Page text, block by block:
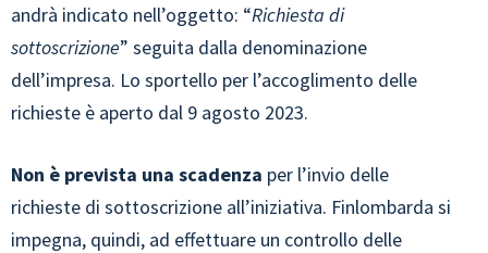
andrà indicato nell’oggetto: “Richiesta di
sottoscrizione” seguita dalla denominazione
dell’impresa. Lo sportello per l’accoglimento delle
richieste è aperto dal 9 agosto 2023.
Non è prevista una scadenza per l’invio delle
richieste di sottoscrizione all’iniziativa. Finlombarda si
impegna, quindi, ad effettuare un controllo delle